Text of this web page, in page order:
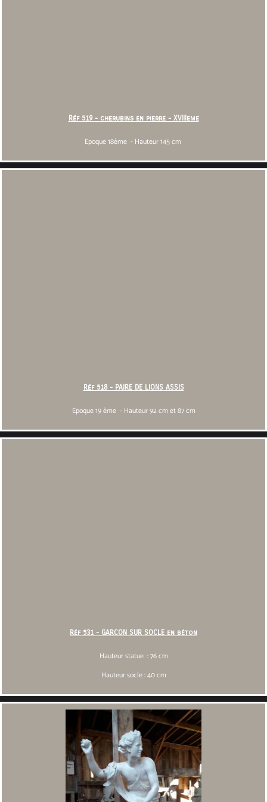
Réf 519 - cherubins en pierre - XVIIIeme
Epoque 18ème - Hauteur 145 cm
Réf 518 - PAIRE DE LIONS ASSIS
Epoque 19 ème - Hauteur 92 cm et 87 cm
Réf 531 - GARCON SUR SOCLE en béton
Hauteur statue : 76 cm
Hauteur socle : 40 cm